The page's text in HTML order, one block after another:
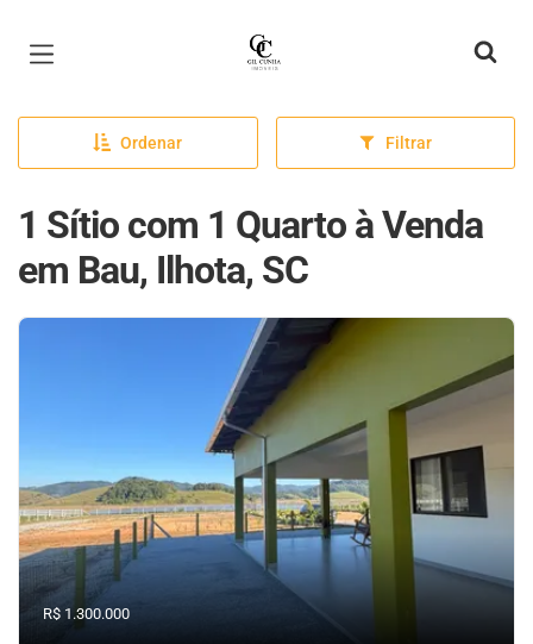
Página inicial
Ordenar Filtrar
1 Sítio com 1 Quarto à Venda
em Bau, Ilhota, SC
R$ 1.300.000